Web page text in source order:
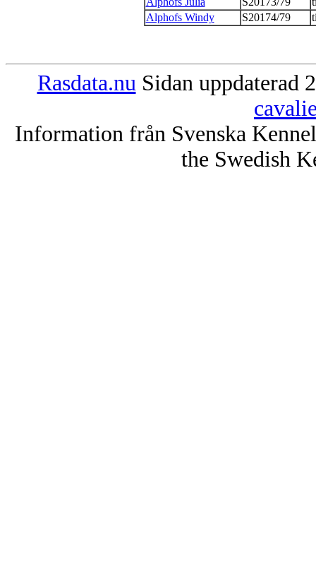
Alphofs Windy
S20174/79
Rasdata.nu Sidan uppdaterad
Information från Svenska
the Swedish